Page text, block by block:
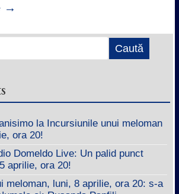
→
la Incursiunile unui meloman
ora 20!
Domeldo Live: Un palid punct
aprilie, ora 20!
meloman, luni, 8 aprilie, ora 20: s-a